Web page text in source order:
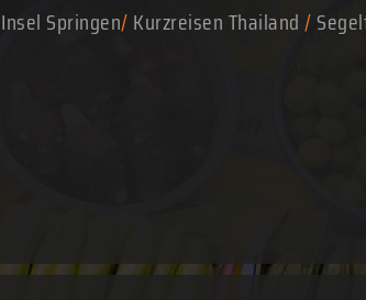
Insel Springen/Kurzreisen Thailand/